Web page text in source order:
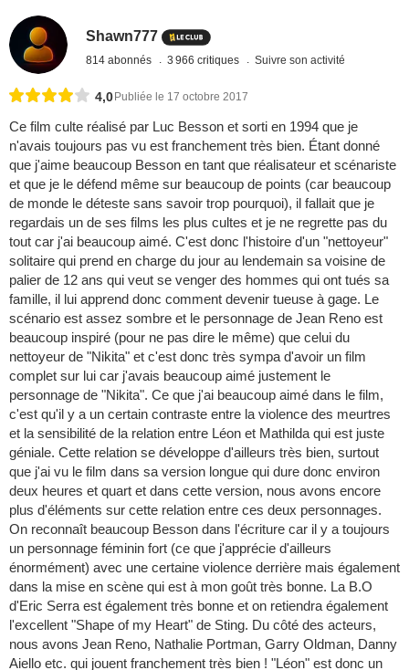
Shawn777
814 abonnés 3 966 critiques Suivre son activité
4,0 Publiée le 17 octobre 2017
Ce film culte réalisé par Luc Besson et sorti en 1994 que je
n'avais toujours pas vu est franchement très bien. Étant donné
que j'aime beaucoup Besson en tant que réalisateur et scénariste
et que je le défend même sur beaucoup de points (car beaucoup
de monde le déteste sans savoir trop pourquoi), il fallait que je
regardais un de ses films les plus cultes et je ne regrette pas du
tout car j'ai beaucoup aimé. C'est donc l'histoire d'un "nettoyeur"
solitaire qui prend en charge du jour au lendemain sa voisine de
palier de 12 ans qui veut se venger des hommes qui ont tués sa
famille, il lui apprend donc comment devenir tueuse à gage. Le
scénario est assez sombre et le personnage de Jean Reno est
beaucoup inspiré (pour ne pas dire le même) que celui du
nettoyeur de "Nikita" et c'est donc très sympa d'avoir un film
complet sur lui car j'avais beaucoup aimé justement le
personnage de "Nikita". Ce que j'ai beaucoup aimé dans le film,
c'est qu'il y a un certain contraste entre la violence des meurtres
et la sensibilité de la relation entre Léon et Mathilda qui est juste
géniale. Cette relation se développe d'ailleurs très bien, surtout
que j'ai vu le film dans sa version longue qui dure donc environ
deux heures et quart et dans cette version, nous avons encore
plus d'éléments sur cette relation entre ces deux personnages.
On reconnaît beaucoup Besson dans l'écriture car il y a toujours
un personnage féminin fort (ce que j'apprécie d'ailleurs
énormément) avec une certaine violence derrière mais également
dans la mise en scène qui est à mon goût très bonne. La B.O
d'Eric Serra est également très bonne et on retiendra également
l'excellent "Shape of my Heart" de Sting. Du côté des acteurs,
nous avons Jean Reno, Nathalie Portman, Garry Oldman, Danny
Aiello etc. qui jouent franchement très bien ! "Léon" est donc un